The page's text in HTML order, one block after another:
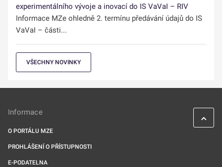
experimentálního vývoje a inovací do IS VaVaI – RIV
Informace MZe ohledně 2. termínu předávání údajů do IS
VaVaI – části...
VŠECHNY NOVINKY
Informace
O PORTÁLU MZE
PROHLÁŠENÍ O PŘÍSTUPNOSTI
E-PODATELNA